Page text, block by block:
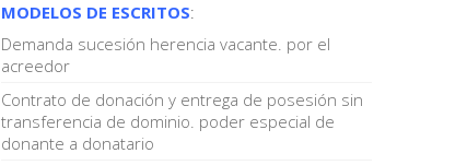
MODELOS DE ESCRITOS:
Demanda sucesión herencia vacante. por el
acreedor
Contrato de donación y entrega de posesión sin
transferencia de dominio. poder especial de
donante a donatario